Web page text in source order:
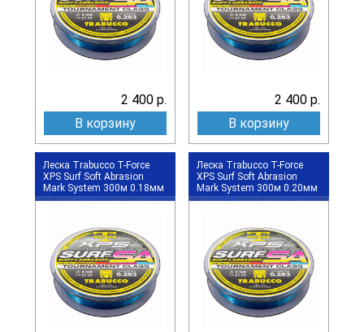
2 400 р.
В корзину
2 400 р.
В корзину
Леска Trabucco T-Force
XPS Surf Soft Abrasion
Mark System 300м 0.18мм
Леска Trabucco T-Force
XPS Surf Soft Abrasion
Mark System 300м 0.20мм